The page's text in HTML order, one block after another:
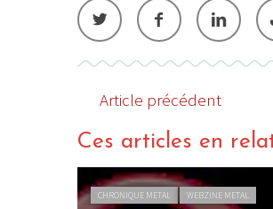
Article précédent
Ces articles en
CHRONIQUE METAL WEBZINE METAL